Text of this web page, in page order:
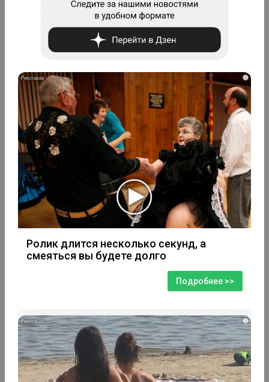
i
Ролик длится несколько секунд, а
смеяться вы будете долго
Подробнее >>
i